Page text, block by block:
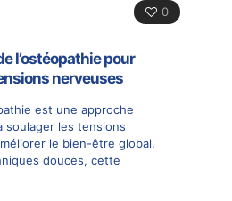
0
l’ostéopathie pour
nerveuses
est une approche
soulager les tensions
le bien-être global.
douces, cette